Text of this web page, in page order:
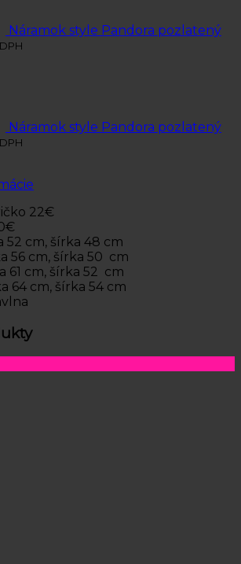
Náramok style Pandora pozlatený
Náramok style Pandora pozlatený
22€
52 cm, šírka 48 cm
56 cm, šírka 50 cm
61 cm, šírka 52 cm
64 cm, šírka 54 cm